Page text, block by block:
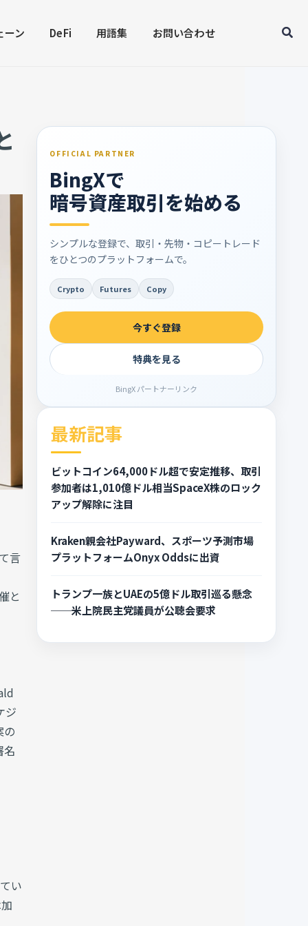
ーン DeFi 用語集 お問い合わせ
言
と
ジ
の
名
い
OFFICIAL PARTNER
BingXで
暗号資産取引を始める
シンプルな登録で、取引・先物・コピートレード
をひとつのプラットフォームで。
Crypto Futures Copy
今すぐ登録
特典を見る
BingX パートナーリンク
最新記事
ビットコイン64,000ドル超で安定推移、取引
参加者は1,010億ドル相当SpaceX株のロック
アップ解除に注目
Kraken親会社Payward、スポーツ予測市場
プラットフォームOnyx Oddsに出資
トランプ一族とUAEの5億ドル取引巡る懸念
──米上院民主党議員が公聴会要求